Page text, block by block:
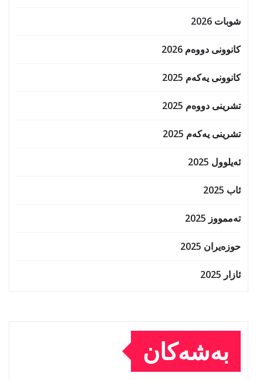
شوبات 2026
کانوونی دووەم 2026
کانوونی یەکەم 2025
تشرینی دووەم 2025
تشرینی یەکەم 2025
ئەیلوول 2025
ئاب 2025
تەممووز 2025
حوزه‌یران 2025
ئازار 2025
بەشەکان